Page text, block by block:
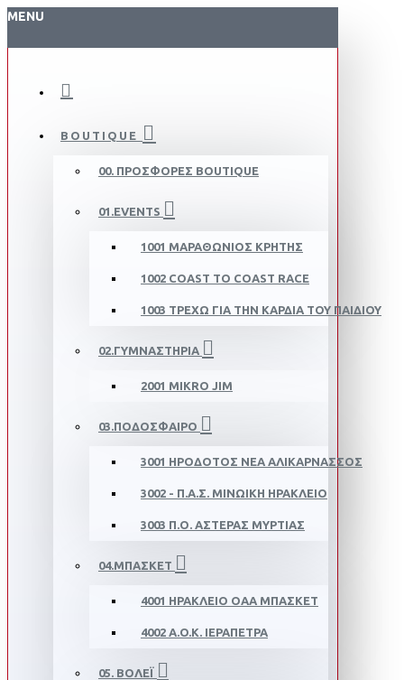
MENU
BOUTIQUE
00. ΠΡΟΣΦΟΡΈΣ BOUTIQUE
01.EVENTS
1001 ΜΑΡΑΘΏΝΙΟΣ ΚΡΉΤΗΣ
1002 COAST TO COAST RACE
1003 ΤΡΈΧΩ ΓΙΑ ΤΗΝ ΚΑΡΔΙΆ ΤΟΥ ΠΑΙΔΙΟΎ
02.ΓΥΜΝΑΣΤΉΡΙΑ
2001 MIKRO JIM
03.ΠΟΔΌΣΦΑΙΡΟ
3001 ΗΡΌΔΟΤΟΣ ΝΈΑ ΑΛΙΚΑΡΝΑΣΣΌΣ
3002 - Π.Α.Σ. ΜΙΝΩΙΚΉ ΗΡΆΚΛΕΙΟ
3003 Π.Ο. ΑΣΤΈΡΑΣ ΜΥΡΤΙΆΣ
04.ΜΠΆΣΚΕΤ
4001 ΗΡΆΚΛΕΙΟ ΟΑΑ ΜΠΆΣΚΕΤ
4002 Α.O.Κ. IΕΡΆΠΕΤΡΑ
05. ΒΌΛΕΪ